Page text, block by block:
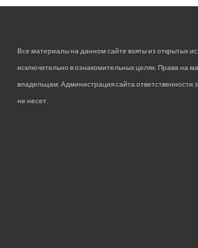
Все материалы на данном сайте взяты из открытых
исключительно в ознакомительных целях. Права на
владельцам. Администрация сайта ответственности
не несет.